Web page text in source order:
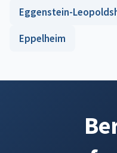
Eggenstein-
Eppelheim